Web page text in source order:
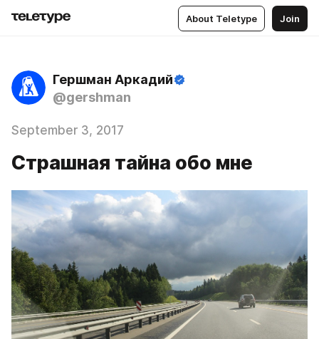
About Teletype Join
Гершман Аркадий
@gershman
September 3, 2017
Страшная тайна обо мне